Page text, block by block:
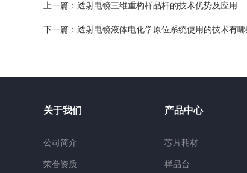
上一篇： 透射电镜三维重构样品杆的技术优势及应用
下一篇： 透射电镜液体电化学原位系统使用的技术有哪
关于我们
公司简介
荣誉资质
产品中心
芯片耗材
样品台